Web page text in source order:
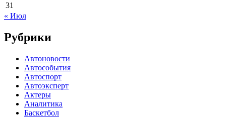
31
« Июл
Рубрики
Автоновости
Автособытия
Автоспорт
Автоэксперт
Актеры
Аналитика
Баскетбол